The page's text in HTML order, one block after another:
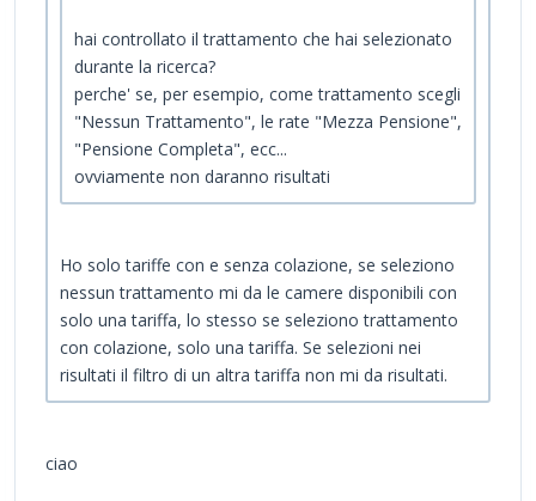
hai controllato il trattamento che hai selezionato
durante la ricerca?
perche' se, per esempio, come trattamento scegli
"Nessun Trattamento", le rate "Mezza Pensione",
"Pensione Completa", ecc...
ovviamente non daranno risultati
Ho solo tariffe con e senza colazione, se seleziono
nessun trattamento mi da le camere disponibili con
solo una tariffa, lo stesso se seleziono trattamento
con colazione, solo una tariffa. Se selezioni nei
risultati il filtro di un altra tariffa non mi da risultati.
ciao